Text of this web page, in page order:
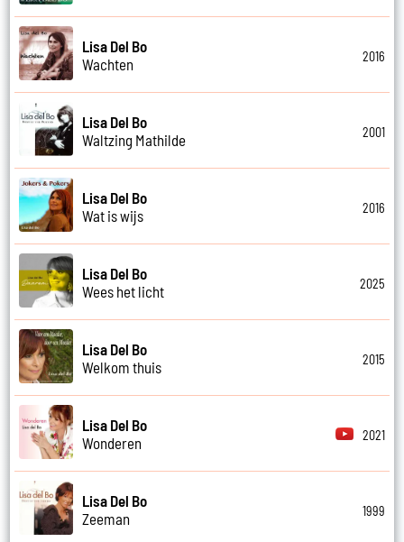
Lisa Del Bo
Wachten
2016
Lisa Del Bo
Waltzing Mathilde
2001
Lisa Del Bo
Wat is wijs
2016
Lisa Del Bo
Wees het licht
2025
Lisa Del Bo
Welkom thuis
2015
Lisa Del Bo
Wonderen
2021
Lisa Del Bo
Zeeman
1999